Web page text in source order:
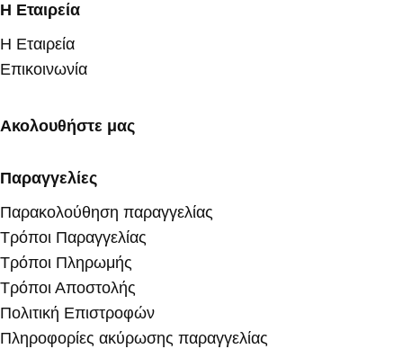
Η Εταιρεία
Η Εταιρεία
Επικοινωνία
Ακολουθήστε μας
Παραγγελίες
Παρακολούθηση παραγγελίας
Τρόποι Παραγγελίας
Τρόποι Πληρωμής
Τρόποι Αποστολής
Πολιτική Επιστροφών
Πληροφορίες ακύρωσης παραγγελίας